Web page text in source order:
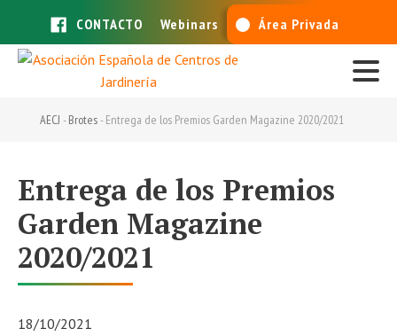
CONTACTO Webinars Área Privada
AECJ -Brotes-Entrega de los Premios Garden Magazine 2020/2021
Entrega de los Premios
Garden Magazine
2020/2021
18/10/2021